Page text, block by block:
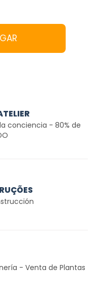
conciencia - 80% de
- Venta de Plantas